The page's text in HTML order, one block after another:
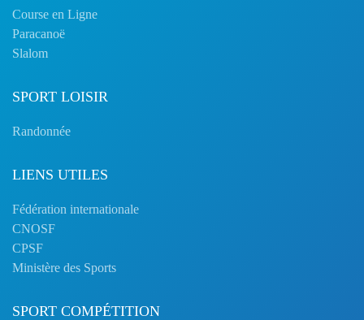
Course en Ligne
Paracanoë
Slalom
SPORT LOISIR
Randonnée
LIENS UTILES
Fédération internationale
CNOSF
CPSF
Ministère des Sports
SPORT COMPÉTITION